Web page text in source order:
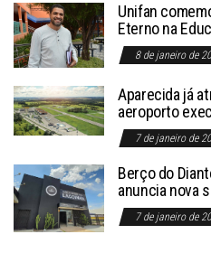
Unifan
Eterno na
8 de janeiro de
Aparecida já
aeroporto
7 de janeiro de
Berço do
anuncia nova
7 de janeiro de